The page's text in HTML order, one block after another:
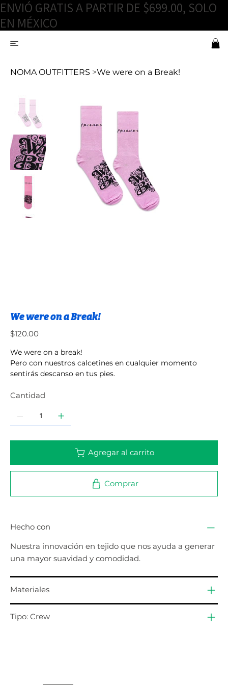
ENVIÓ GRATIS A PARTIR DE $699.00, SOLO
EN MÉXICO
NOMA OUTFITTERS >We were on a Break!
We were on a Break!
Precio
$120.00
We were on a break!
Pero con nuestros calcetines en cualquier momento
sentirás descanso en tus pies.
Cantidad
Agregar al carrito
Comprar
Hecho con
Nuestra innovación en tejido que nos ayuda a generar
una mayor suavidad y comodidad.
Materiales
Tipo: Crew